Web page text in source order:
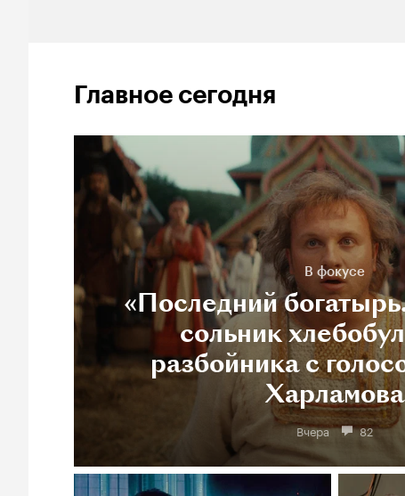
Главное сегодня
В фокусе
«Последний
сольник
разбойника с
Харламова
Вчера 82